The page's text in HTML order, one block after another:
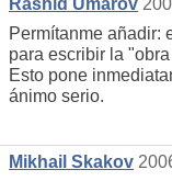
Rashid Umarov
Permítanme añadir:
para escribir la
Esto pone
ánimo serio.
Mikhail Skakov